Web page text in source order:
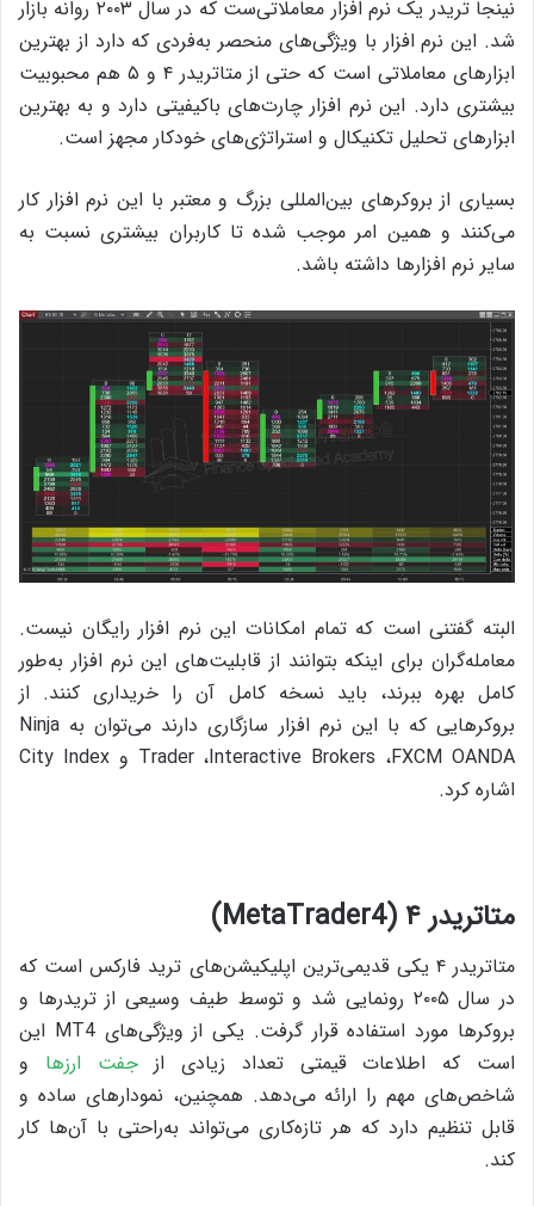
نینجا تریدر یک نرم افزار معاملاتی‌ست که در سال ۲۰۰۳ روانه بازار
شد. این نرم‌ افزار با ویژگی‌های منحصر به‌فردی که دارد از بهترین
ابزارهای معاملاتی است که حتی از متاتریدر ۴ و ۵ هم محبوبیت
بیشتری دارد. این نرم افزار چارت‌های باکیفیتی دارد و به بهترین
ابزارهای تحلیل تکنیکال و استراتژی‌های خودکار مجهز است.
بسیاری از بروکرهای بین‌المللی بزرگ و معتبر با این نرم افزار کار
می‌کنند و همین امر موجب شده تا کاربران بیشتری نسبت به
سایر نرم افزارها داشته باشد.
البته گفتنی است که تمام امکانات این نرم افزار رایگان نیست.
معامله‌گران برای اینکه بتوانند از قابلیت‌های این نرم افزار به‌طور
کامل بهره ببرند، باید نسخه کامل آن را خریداری کنند. از
بروکرهایی که با این نرم افزار سازگاری دارند می‌توان به Ninja
Trader ،Interactive Brokers ،FXCM OANDA و City Index
اشاره کرد.
متاتریدر ۴ (MetaTrader4)
متاتریدر ۴ یکی قدیمی‌ترین اپلیکیشن‌های ترید فارکس است که
در سال ۲۰۰۵ رونمایی شد و توسط طیف وسیعی از تریدرها و
بروکرها مورد استفاده قرار گرفت. یکی از ویژگی‌های MT4 این
است که اطلاعات قیمتی تعداد زیادی ازجفت ارزها و
شاخص‌‌های مهم را ارائه می‌دهد. همچنین، نمودارهای ساده و
قابل تنظیم دارد که هر تازه‌کاری می‌تواند به‌راحتی با آن‌ها کار
کند.